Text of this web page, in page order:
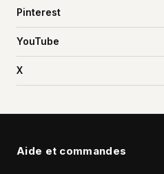
Pinterest
YouTube
X
Aide et commandes